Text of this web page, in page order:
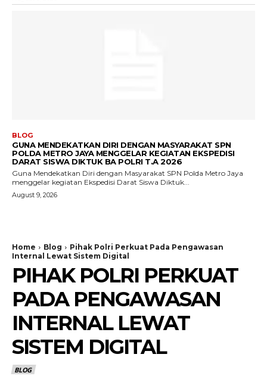
BLOG
GUNA MENDEKATKAN DIRI DENGAN MASYARAKAT SPN
POLDA METRO JAYA MENGGELAR KEGIATAN EKSPEDISI
DARAT SISWA DIKTUK BA POLRI T.A 2026
Guna Mendekatkan Diri dengan Masyarakat SPN Polda Metro Jaya
menggelar kegiatan Ekspedisi Darat Siswa Diktuk...
August 9, 2026